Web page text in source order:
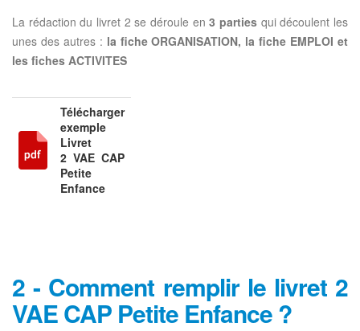
La rédaction du livret 2 se déroule en3 parties qui découlent les
unes des autres : la fiche ORGANISATION, la fiche EMPLOI et
les fiches ACTIVITES
Télécharger
exemple
Livret
2 VAE CAP
Petite
Enfance
2 - Comment remplir le livret 2
VAE CAP Petite Enfance ?